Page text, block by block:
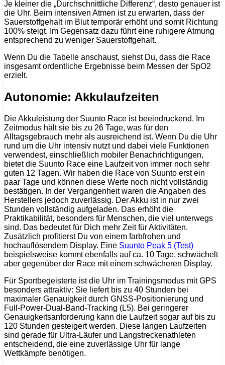
Je kleiner die „Durchschnittliche Differenz“, desto genauer ist
die Uhr. Beim intensiven Atmen ist zu erwarten, dass der
Sauerstoffgehalt im Blut temporär erhöht und somit Richtung
100% steigt. Im Gegensatz dazu führt eine ruhigere Atmung
entsprechend zu weniger Sauerstoffgehalt.
Wenn Du die Tabelle anschaust, siehst Du, dass die Race
insgesamt ordentliche Ergebnisse beim Messen der SpO2
erzielt.
Autonomie: Akkulaufzeiten
Die Akkuleistung der Suunto Race ist beeindruckend. Im
Zeitmodus hält sie bis zu 26 Tage, was für den
Alltagsgebrauch mehr als ausreichend ist. Wenn Du die Uhr
rund um die Uhr intensiv nutzt und dabei viele Funktionen
verwendest, einschließlich mobiler Benachrichtigungen,
bietet die Suunto Race eine Laufzeit von immer noch sehr
guten 12 Tagen. Wir haben die Race von Suunto erst ein
paar Tage und können diese Werte noch nicht vollständig
bestätigen. In der Vergangenheit waren die Angaben des
Herstellers jedoch zuverlässig. Der Akku ist in nur zwei
Stunden vollständig aufgeladen. Das erhöht die
Praktikabilität, besonders für Menschen, die viel unterwegs
sind. Das bedeutet für Dich mehr Zeit für Aktivitäten.
Zusätzlich profitierst Du von einem farbfrohen und
hochauflösendem Display. Eine Suunto Peak 5 (Test)
beispielsweise kommt ebenfalls auf ca. 10 Tage, schwächelt
aber gegenüber der Race mit einem schwächeren Display.
Für Sportbegeisterte ist die Uhr im Trainingsmodus mit GPS
besonders attraktiv: Sie liefert bis zu 40 Stunden bei
maximaler Genauigkeit durch GNSS-Positionierung und
Full-Power-Dual-Band-Tracking (L5). Bei geringerer
Genauigkeitsanforderung kann die Laufzeit sogar auf bis zu
120 Stunden gesteigert werden. Diese langen Laufzeiten
sind gerade für Ultra-Läufer und Langstreckenathleten
entscheidend, die eine zuverlässige Uhr für lange
Wettkämpfe benötigen.